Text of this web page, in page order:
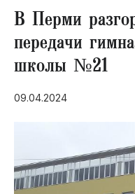
СВО
Социальная
Инфраструктура
Благоустройство
В Перми
передачи
школы №21
09.04.2024